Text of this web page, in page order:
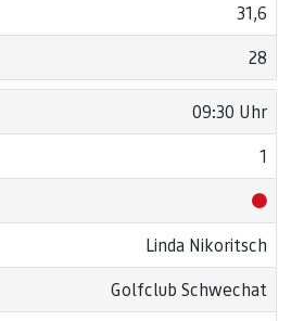
31,6
28
09:30 Uhr
1
Linda Nikoritsch
Golfclub Schwechat